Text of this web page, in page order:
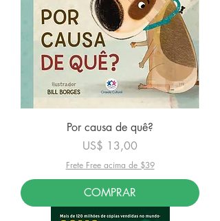
Por causa de quê?
Preço
US$ 13,00
Frete Free acima de $39
COMPRAR